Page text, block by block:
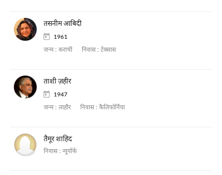
तसनीम आबिदी
1961
जन्म : कराची निवास : टेक्सास
ताशी ज़हीर
1947
जन्म : लाहौर निवास : कैलिफोर्निया
तैमूर शाहिद
निवास : न्यूयॉर्क